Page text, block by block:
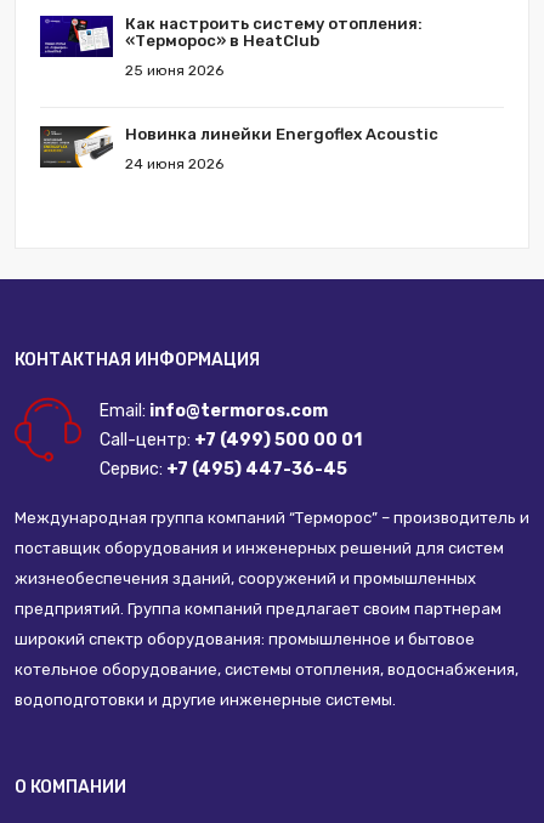
Как настроить систему отопления:
«Терморос» в HeatClub
25 июня 2026
Новинка линейки Energoflex Acoustic
24 июня 2026
КОНТАКТНАЯ ИНФОРМАЦИЯ
Email: info@termoros.com
Call-центр: +7 (499) 500 00 01
Сервис: +7 (495) 447-36-45
Международная группа компаний “Терморос” – производитель и
поставщик оборудования и инженерных решений для систем
жизнеобеспечения зданий, сооружений и промышленных
предприятий. Группа компаний предлагает своим партнерам
широкий спектр оборудования: промышленное и бытовое
котельное оборудование, системы отопления, водоснабжения,
водоподготовки и другие инженерные системы.
О КОМПАНИИ